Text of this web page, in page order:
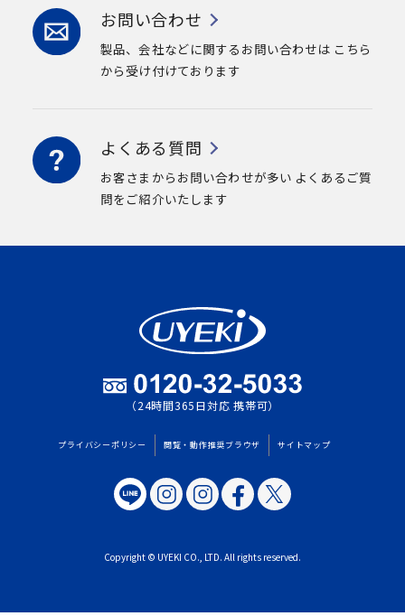
お問い合わせ
製品、会社などに関するお問い合わせは こちら
から受け付けております
よくある質問
お客さまからお問い合わせが多い よくあるご質
問をご紹介いたします
（24時間365日対応 携帯可）
プライバシーポリシー 閲覧・動作推奨ブラウザ サイトマップ
Copyright © UYEKI CO., LTD. All rights reserved.